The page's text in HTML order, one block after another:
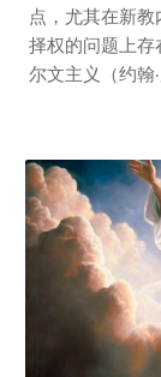
点，尤其在新
择权的问题上存
尔文主义（约翰